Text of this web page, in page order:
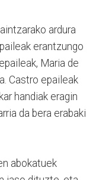
ardura
erantzungo
Maria de
Castro epaileak
handiak eragin
da bera erabaki
abokatuek